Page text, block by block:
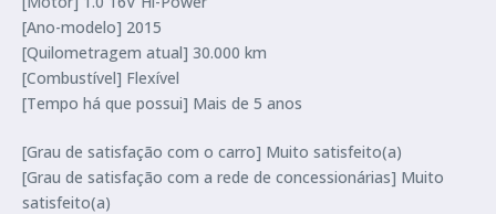
[Ano-modelo] 2015
[Quilometragem atual] 30.000 km
[Combustível] Flexível
[Tempo há que possui] Mais de 5 anos
[Grau de satisfação com o carro] Muito satisfeito(a)
[Grau de satisfação com a rede de concessionárias] Muito
satisfeito(a)